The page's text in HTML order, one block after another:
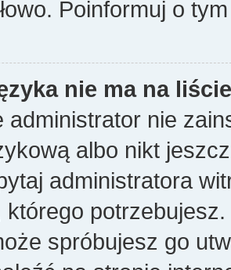
Poinformuj o
nie ma na
administrator nie
albo nikt
administratora
którego
spróbujesz go